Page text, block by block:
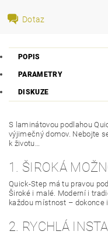
Dotaz
POPIS
PARAMETRY
DISKUZE
S laminátovou podlahou
výjimečný domov. Nebojte
k životu…
1. ŠIROKÁ
Quick-Step má tu pravou
Široké i malé. Moderní i
každou místnost – dokonce
2. RYCHLÁ